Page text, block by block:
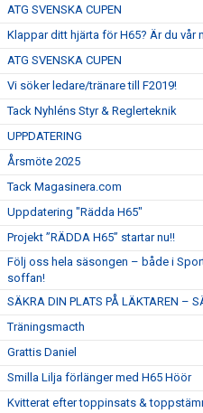
ATG SVENSKA CUPEN
Klappar ditt hjärta för H65? Är du vår
ATG SVENSKA CUPEN
Vi söker ledare/tränare till F2019!
Tack Nyhléns Styr & Reglerteknik
UPPDATERING
Årsmöte 2025
Tack Magasinera.com
Uppdatering "Rädda H65"
Projekt ”RÄDDA H65” startar nu!!
Följ oss hela säsongen – både i
soffan!
SÄKRA DIN PLATS PÅ LÄKTAREN –
Träningsmacth
Grattis Daniel
Smilla Lilja förlänger med H65 Höör
Kvitterat efter toppinsats &